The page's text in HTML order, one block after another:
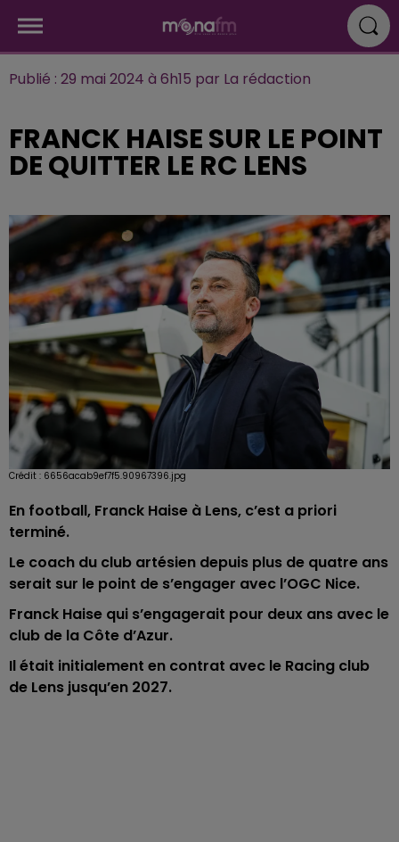
Publié : 29 mai 2024 à 6h15 par La rédaction
FRANCK HAISE SUR LE POINT
DE QUITTER LE RC LENS
Crédit : 6656acab9ef7f5.90967396.jpg
En football, Franck Haise à Lens, c’est a priori
terminé.
Le coach du club artésien depuis plus de quatre ans
serait sur le point de s’engager avec l’OGC Nice.
Franck Haise qui s’engagerait pour deux ans avec le
club de la Côte d’Azur.
Il était initialement en contrat avec le Racing club
de Lens jusqu’en 2027.